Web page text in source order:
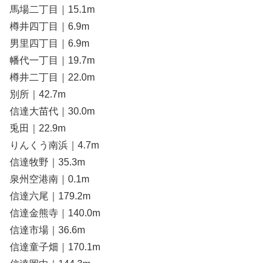
馬場二丁目｜15.1m
樽井四丁目｜6.9m
男里四丁目｜6.9m
幡代一丁目｜19.7m
樽井二丁目｜22.0m
別所｜42.7m
信達大苗代｜30.0m
兎田｜22.9m
りんくう南浜｜4.7m
信達牧野｜35.3m
泉州空港南｜0.1m
信達六尾｜179.2m
信達金熊寺｜140.0m
信達市場｜36.6m
信達童子畑｜170.1m